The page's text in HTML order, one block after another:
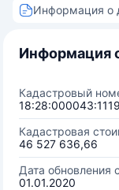
Информация о
Информация
Кадастровый
18:28:000043:1119
Кадастровая
46 527 636,66
Дата обновления
01.01.2020